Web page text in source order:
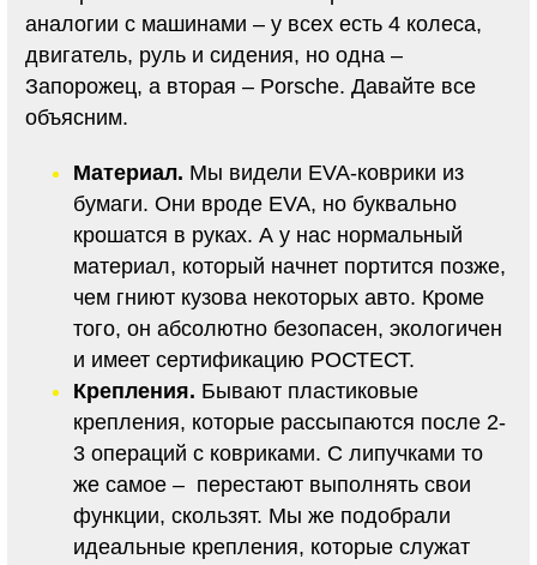
аналогии с машинами – у всех есть 4 колеса,
двигатель, руль и сидения, но одна –
Запорожец, а вторая – Porsche. Давайте все
объясним.
Материал. Мы видели EVA-коврики из
бумаги. Они вроде EVA, но буквально
крошатся в руках. А у нас нормальный
материал, который начнет портится позже,
чем гниют кузова некоторых авто. Кроме
того, он абсолютно безопасен, экологичен
и имеет сертификацию РОСТЕСТ.
Крепления. Бывают пластиковые
крепления, которые рассыпаются после 2-
3 операций с ковриками. С липучками то
же самое – перестают выполнять свои
функции, скользят. Мы же подобрали
идеальные крепления, которые служат